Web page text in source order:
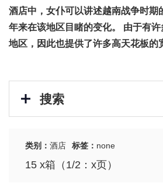
酒店中，女仆可以讲述越南战争时期
年来在该地区目睹的变化。 由于有
地区，因此也提供了许多高天花板的
搜索
类别： 酒店 标签： none
15 x箱（1/2：x页）